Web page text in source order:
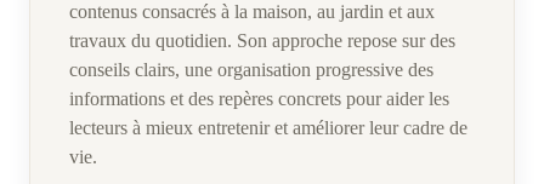
contenus consacrés à la maison, au jardin et aux
travaux du quotidien. Son approche repose sur des
conseils clairs, une organisation progressive des
informations et des repères concrets pour aider les
lecteurs à mieux entretenir et améliorer leur cadre de
vie.